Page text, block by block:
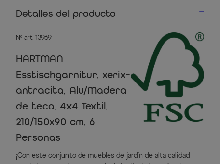
Detalles del producto
Nº art. 13969
HARTMAN
Esstischgarnitur, xerix-
antracita, Alu/Madera
de teca, 4x4 Textil,
210/150x90 cm, 6
Personas
¡Con este conjunto de muebles de jardín de alta calidad